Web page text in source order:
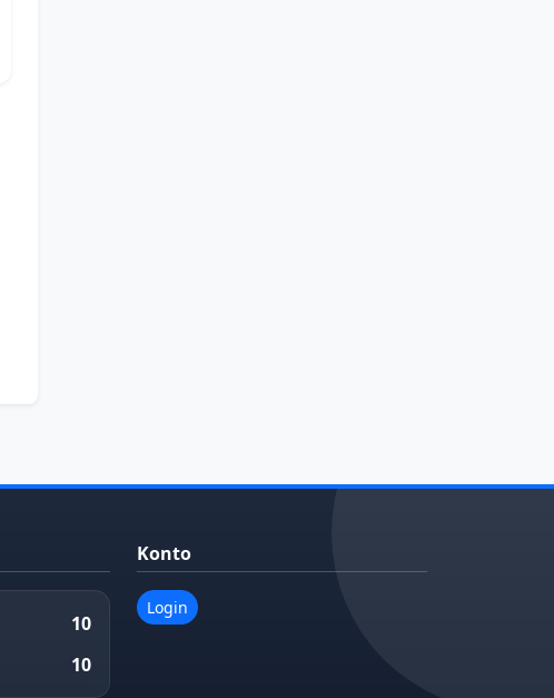
10
10
Konto
Login